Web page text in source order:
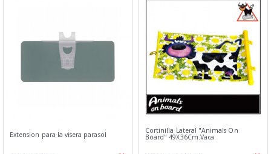
Extension para la visera parasol Cortinilla Lateral "Animals On
Board" 49X36Cm.Vaca